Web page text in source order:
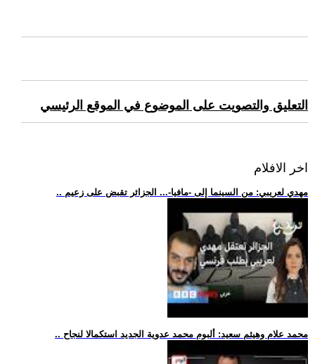
التعليق والتصويت على الموضوع في الموقع الرئيسي
اخر الافلام
.. مهدي لعريبي: من السينما إلى -مافيا-... الجزائر تقبض على زعيم
.. محمد علام وهيثم سعيد: ألبوم محمد عدوية الجديد استكمالا لنجاح